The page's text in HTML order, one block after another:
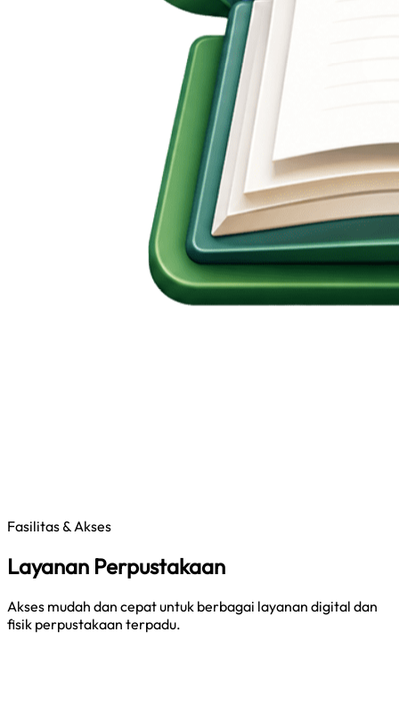
Fasilitas & Akses
Layanan Perpustakaan
Akses mudah dan cepat untuk berbagai layanan digital dan
fisik perpustakaan terpadu.